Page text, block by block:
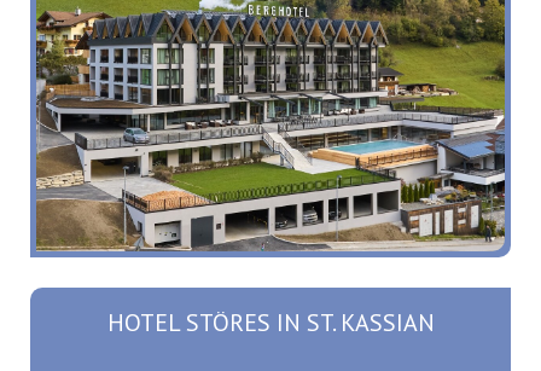
HOTEL STÖRES IN ST. KASSIAN